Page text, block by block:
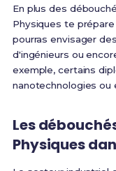
En plus des
Physiques te
pourras envisager
d'ingénieurs ou
exemple, certains
nanotechnologies ou
Les
Physiques